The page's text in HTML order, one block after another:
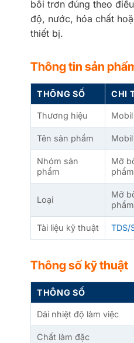
bôi trơn đúng theo
độ, nước, hóa chất
thiết bị.
Thông tin sản
THÔNG SỐ CHI
Thương hiệu Mobil
Tên sản phẩm
Nhóm sản
phẩm
Mỡ
phẩm
Loại
Mỡ
phẩm
Tài liệu kỹ thuật TDS/
Thông số kỹ thuật
THÔNG SỐ
Dải nhiệt độ làm việc
Chất làm đặc